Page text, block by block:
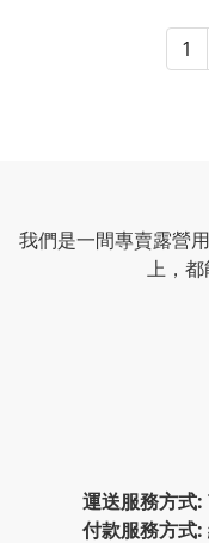
1
我們是一間專賣露營
上，都
運送服務方式
付款服務方式